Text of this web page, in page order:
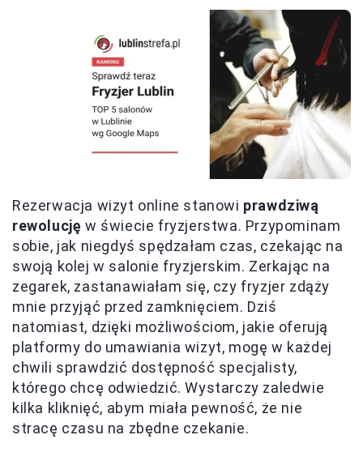
Rezerwacja wizyt online stanowi prawdziwą
rewolucję w świecie fryzjerstwa. Przypominam
sobie, jak niegdyś spędzałam czas, czekając na
swoją kolej w salonie fryzjerskim. Zerkając na
zegarek, zastanawiałam się, czy fryzjer zdąży
mnie przyjąć przed zamknięciem. Dziś
natomiast, dzięki możliwościom, jakie oferują
platformy do umawiania wizyt, mogę w każdej
chwili sprawdzić dostępność specjalisty,
którego chcę odwiedzić. Wystarczy zaledwie
kilka kliknięć, abym miała pewność, że nie
stracę czasu na zbędne czekanie.